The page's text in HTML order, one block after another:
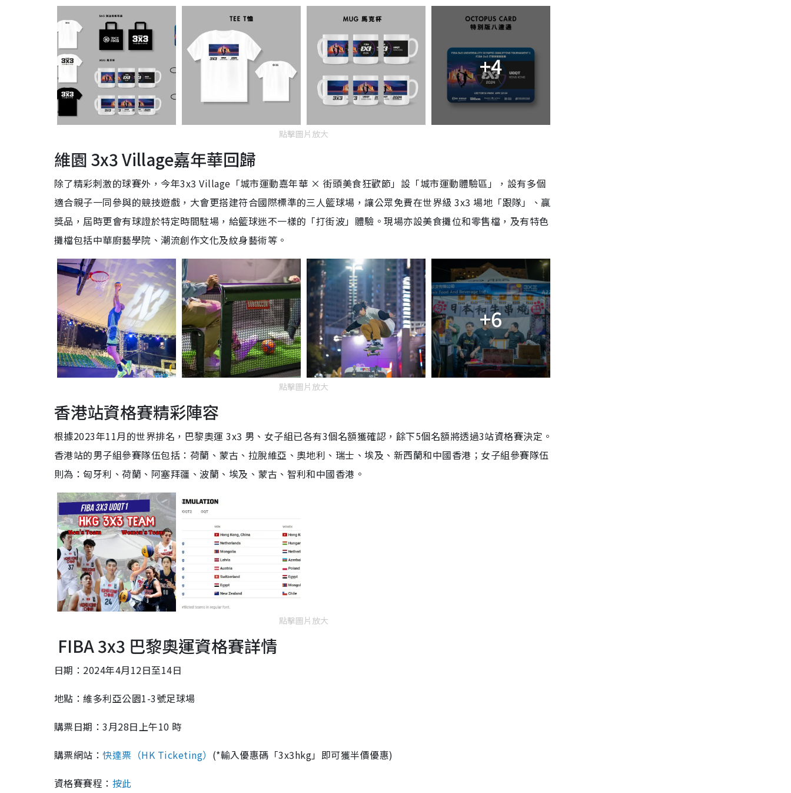
+4
點擊圖片放大
維園 3x3 Village嘉年華回歸
除了精彩刺激的球賽外，今年3x3 Village「城市運動嘉年華 × 街頭美食狂歡節」設「城市運動體驗區」，設有多個
適合親子一同參與的競技遊戲，大會更搭建符合國際標準的三人籃球場，讓公眾免費在世界級 3x3 場地「跟隊」、贏
獎品，屆時更會有球證於特定時間駐場，給籃球迷不一樣的「打街波」體驗。現場亦設美食攤位和零售檔，及有特色
攤檔包括中華廚藝學院、潮流創作文化及紋身藝術等。
+6
點擊圖片放大
香港站資格賽精彩陣容
根據2023年11月的世界排名，巴黎奧運 3x3 男、女子組已各有3個名額獲確認，餘下5個名額將透過3站資格賽決定。
香港站的男子組參賽隊伍包括：荷蘭、蒙古、拉脫維亞、奧地利、瑞士、埃及、新西蘭和中國香港；女子組參賽隊伍
則為：匈牙利、荷蘭、阿塞拜疆、波蘭、埃及、蒙古、智利和中國香港。
點擊圖片放大
FIBA 3x3 巴黎奧運資格賽詳情
日期： 2024年4月12日至14日
地點：維多利亞公園1-3號足球場
購票日期：3月28日上午10 時
購票網站：快達票（HK Ticketing） (*輸入優惠碼「3x3hkg」即可獲半價優惠)
資格賽賽程： 按此